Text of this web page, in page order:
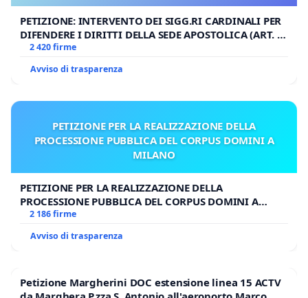
PETIZIONE: INTERVENTO DEI SIGG.RI CARDINALI PER
DIFENDERE I DIRITTI DELLA SEDE APOSTOLICA (ART. 3
UDG)
2 420 firme
Avviso di trasparenza
PETIZIONE PER LA REALIZZAZIONE DELLA
PROCESSIONE PUBBLICA DEL CORPUS DOMINI A
MILANO
PETIZIONE PER LA REALIZZAZIONE DELLA
PROCESSIONE PUBBLICA DEL CORPUS DOMINI A
MILANO
2 186 firme
Avviso di trasparenza
Petizione Margherini DOC estensione linea 15 ACTV